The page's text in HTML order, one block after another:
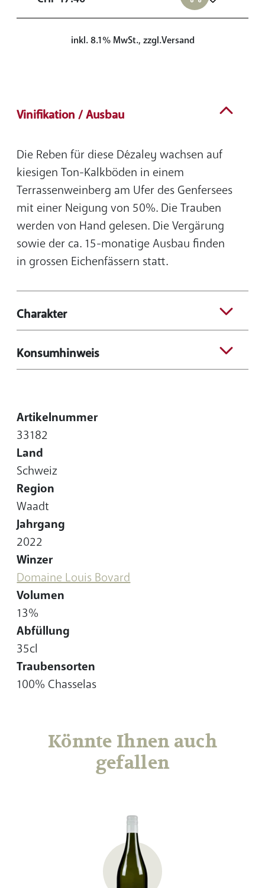
inkl. 8.1% MwSt., zzgl.Versand
Vinifikation / Ausbau
Die Reben für diese Dézaley wachsen auf
kiesigen Ton-Kalkböden in einem
Terrassenweinberg am Ufer des Genfersees
mit einer Neigung von 50%. Die Trauben
werden von Hand gelesen. Die Vergärung
sowie der ca. 15-monatige Ausbau finden
in grossen Eichenfässern statt.
Charakter
Konsumhinweis
Artikelnummer
33182
Land
Schweiz
Region
Waadt
Jahrgang
2022
Winzer
Domaine Louis Bovard
Volumen
13%
Abfüllung
35cl
Traubensorten
100% Chasselas
Könnte Ihnen auch
gefallen